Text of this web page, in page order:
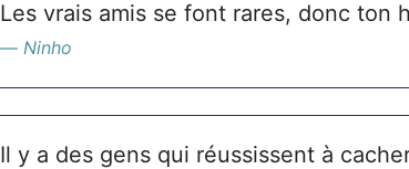
Les vrais amis se font rares, donc ton
Ninho
Il y a des gens qui réussissent à